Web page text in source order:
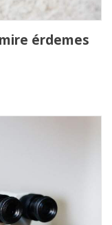
érdemes